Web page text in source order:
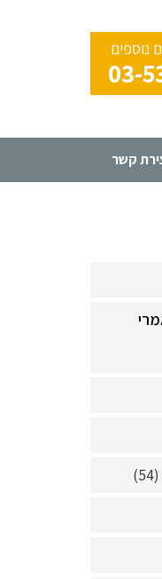
נוספים
03-
קשר
(54)